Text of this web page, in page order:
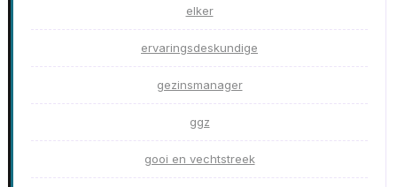
elker
ervaringsdeskundige
gezinsmanager
ggz
gooi en vechtstreek